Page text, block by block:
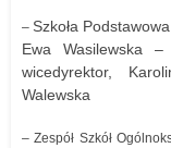
– Szkoła
Ewa Wasilewska
wicedyrektor,
Walewska
–Zespół Szkół